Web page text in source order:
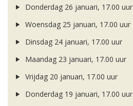
Donderdag 26 januari, 17.00 uur
Woensdag 25 januari, 17.00 uur
Dinsdag 24 januari, 17.00 uur
Maandag 23 januari, 17.00 uur
Vrijdag 20 januari, 17.00 uur
Donderdag 19 januari, 17.00 uur